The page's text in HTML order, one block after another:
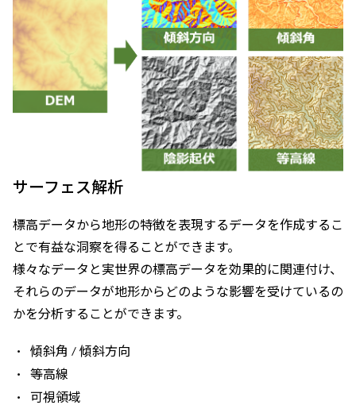
サーフェス解析
標高データから地形の特徴を表現するデータを作成するこ
とで有益な洞察を得ることができます。
様々なデータと実世界の標高データを効果的に関連付け、
それらのデータが地形からどのような影響を受けているの
かを分析することができます。
傾斜角 / 傾斜方向
等高線
可視領域